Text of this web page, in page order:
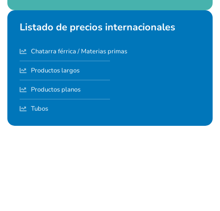
Listado de precios internacionales
Chatarra férrica / Materias primas
Productos largos
Productos planos
Tubos